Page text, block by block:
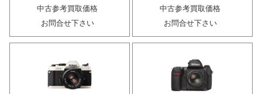
中古参考買取価格
お問合せ下さい
中古参考買取価格
お問合せ下さい